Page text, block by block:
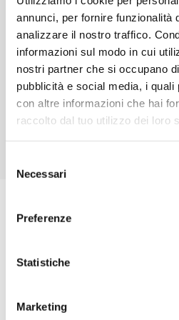
annunci, per fornire funzionalità
analizzare il nostro traffico.
informazioni sul modo in cui
nostri partner che si occupano
pubblicità e social media, i quali
con altre informazioni che hai
raccolto dal tuo utilizzo dei loro
delNecessari
Preferenze
Statistiche
Marketing
Chiedi ad un esperto
Davide di RRTrek